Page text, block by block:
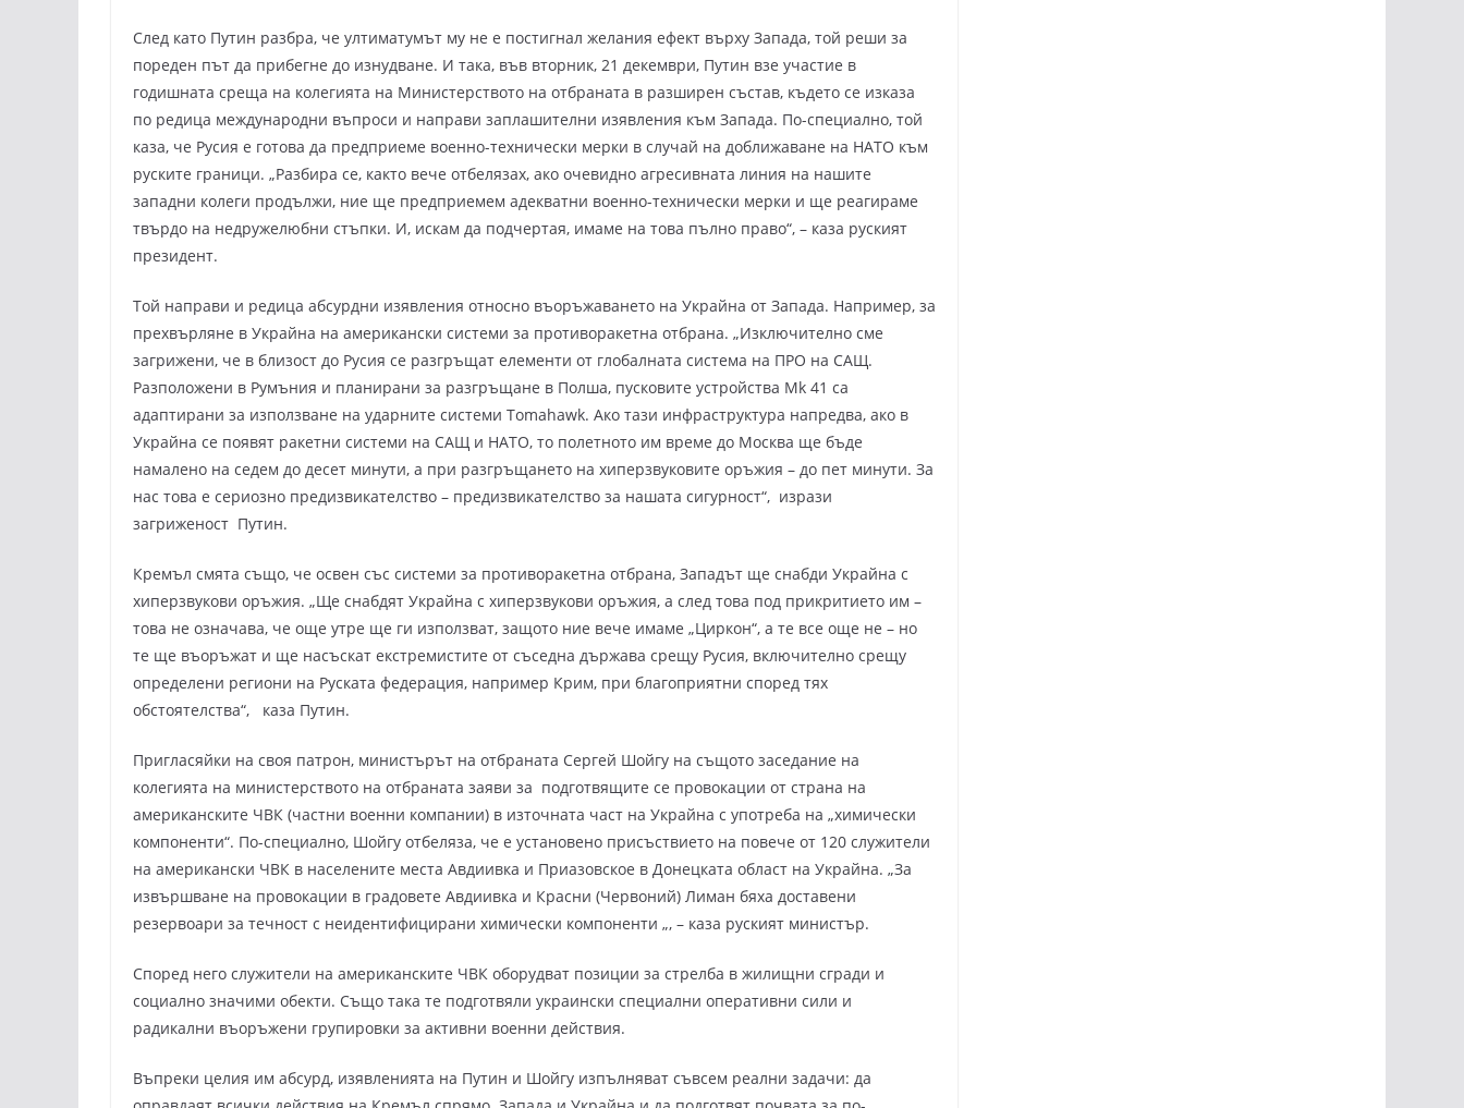
След като Путин разбра, че ултиматумът му не е постигнал желания ефект върху Запада, той реши за
пореден път да прибегне до изнудване. И така, във вторник, 21 декември, Путин взе участие в
годишната среща на колегията на Министерството на отбраната в разширен състав, където се изказа
по редица международни въпроси и направи заплашителни изявления към Запада. По-специално, той
каза, че Русия е готова да предприеме военно-технически мерки в случай на доближаване на НАТО към
руските граници. „Разбира се, както вече отбелязах, ако очевидно агресивната линия на нашите
западни колеги продължи, ние ще предприемем адекватни военно-технически мерки и ще реагираме
твърдо на недружелюбни стъпки. И, искам да подчертая, имаме на това пълно право“, – каза руският
президент.
Той направи и редица абсурдни изявления относно въоръжаването на Украйна от Запада. Например, за
прехвърляне в Украйна на американски системи за противоракетна отбрана. „Изключително сме
загрижени, че в близост до Русия се разгръщат елементи от глобалната система на ПРО на САЩ.
Разположени в Румъния и планирани за разгръщане в Полша, пусковите устройства Mk 41 са
адаптирани за използване на ударните системи Tomahawk. Ако тази инфраструктура напредва, ако в
Украйна се появят ракетни системи на САЩ и НАТО, то полетното им време до Москва ще бъде
намалено на седем до десет минути, а при разгръщането на хиперзвуковите оръжия – до пет минути. За
нас това е сериозно предизвикателство – предизвикателство за нашата сигурност“, изрази
загриженост Путин.
Кремъл смята също, че освен със системи за противоракетна отбрана, Западът ще снабди Украйна с
хиперзвукови оръжия. „Ще снабдят Украйна с хиперзвукови оръжия, а след това под прикритието им –
това не означава, че още утре ще ги използват, защото ние вече имаме „Циркон“, а те все още не – но
те ще въоръжат и ще насъскат екстремистите от съседна държава срещу Русия, включително срещу
определени региони на Руската федерация, например Крим, при благоприятни според тях
обстоятелства“, каза Путин.
Пригласяйки на своя патрон, министърът на отбраната Сергей Шойгу на същото заседание на
колегията на министерството на отбраната заяви за подготвящите се провокации от страна на
американските ЧВК (частни военни компании) в източната част на Украйна с употреба на „химически
компоненти“. По-специално, Шойгу отбеляза, че е установено присъствието на повече от 120 служители
на американски ЧВК в населените места Авдиивка и Приазовское в Донецката област на Украйна. „За
извършване на провокации в градовете Авдиивка и Красни (Червоний) Лиман бяха доставени
резервоари за течност с неидентифицирани химически компоненти „, – каза руският министър.
Според него служители на американските ЧВК оборудват позиции за стрелба в жилищни сгради и
социално значими обекти. Също така те подготвяли украински специални оперативни сили и
радикални въоръжени групировки за активни военни действия.
Въпреки целия им абсурд, изявленията на Путин и Шойгу изпълняват съвсем реални задачи: да